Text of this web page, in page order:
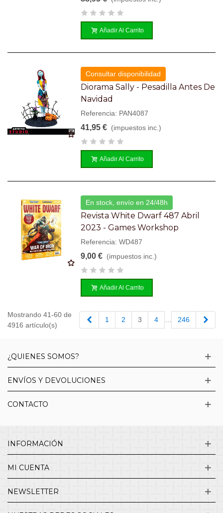
Añadir Al Carrito
Consultar disponibilidad
Diorama Sally - Pesadilla Antes De
Navidad
Referencia: PAN4087
41,95 € (impuestos inc.)
Añadir Al Carrito
En stock, envío en 24/48h
Revista White Dwarf 487 Abril
2023 - Games Workshop
Referencia: WD487
9,00 € (impuestos inc.)
Añadir Al Carrito
Mostrando 41-60 de
4916 artículo(s)
Anterior
1 2 3 4 … 246
¿QUIENES SOMOS?
ENVÍOS Y DEVOLUCIONES
CONTACTO
INFORMACIÓN
MI CUENTA
NEWSLETTER